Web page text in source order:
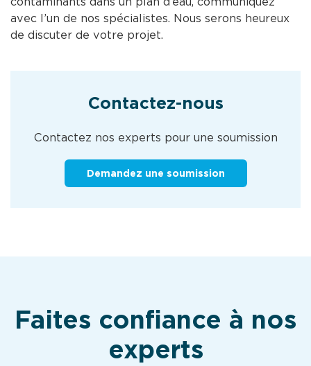
avec l’un de nos spécialistes. Nous serons heureux
de discuter de votre projet.
Contactez-nous
Contactez nos experts pour une soumission
Demandez une soumission
Faites confiance à nos
experts